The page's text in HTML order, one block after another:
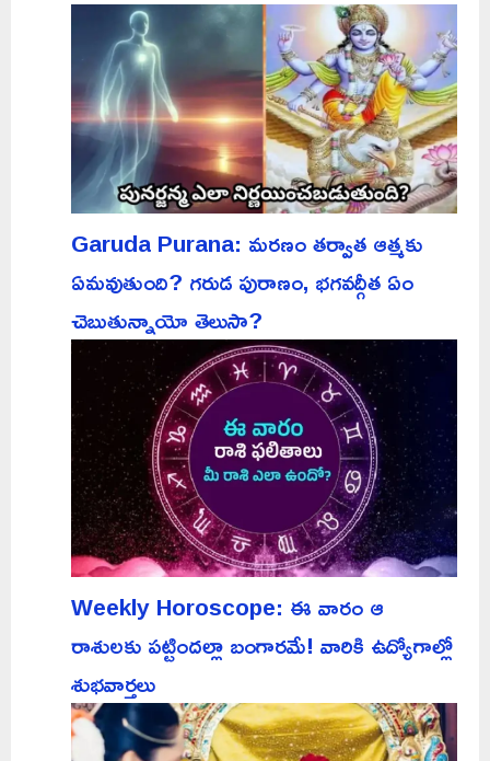
Garuda Purana: మరణం తర్వాత ఆత్మకు
ఏమవుతుంది? గరుడ పురాణం, భగవద్గీత ఏం
చెబుతున్నాయో తెలుసా?
Weekly Horoscope: ఈ వారం ఆ
రాశులకు పట్టిందల్లా బంగారమే! వారికి ఉద్యోగాల్లో
శుభవార్తలు